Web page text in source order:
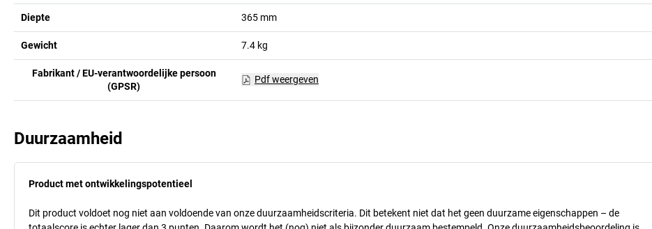
Diepte 365 mm
Gewicht 7.4 kg
Fabrikant / EU-verantwoordelijke persoon
(GPSR)
Pdf weergeven
Duurzaamheid
Product met ontwikkelingspotentieel
Dit product voldoet nog niet aan voldoende van onze duurzaamheidscriteria. Dit betekent niet dat het geen duurzame eigenschappen – de